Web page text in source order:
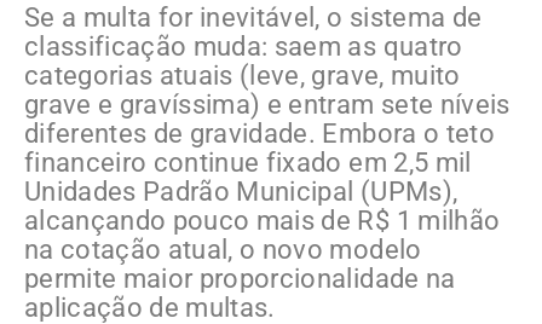
Se a multa for inevitável, o sistema de
classificação muda: saem as quatro
categorias atuais (leve, grave, muito
grave e gravíssima) e entram sete níveis
diferentes de gravidade. Embora o teto
financeiro continue fixado em 2,5 mil
Unidades Padrão Municipal (UPMs),
alcançando pouco mais de R$ 1 milhão
na cotação atual, o novo modelo
permite maior proporcionalidade na
aplicação de multas.